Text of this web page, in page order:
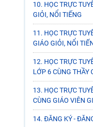
10. HỌC TRỰC
GIỎI, NỔI TIẾNG
11. HỌC TRỰC
GIÁO GIỎI, NỔI
12. HỌC TRỰC
LỚP 6 CÙNG THẦY
13. HỌC TRỰC
CÙNG GIÁO VIÊN
14. ĐĂNG KÝ -